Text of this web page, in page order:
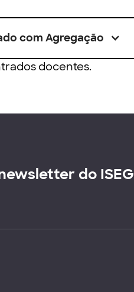
com Agregação
docentes.
do ISEG